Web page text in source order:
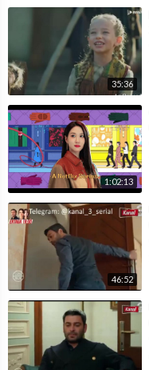
35:36
1:02:13
46:52